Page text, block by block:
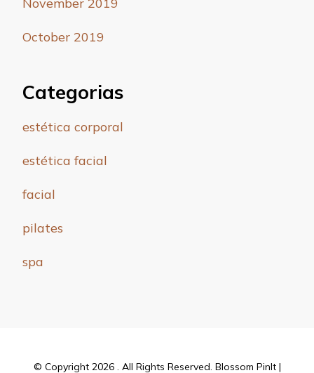
October 2019
Categorias
estética corporal
estética facial
facial
pilates
spa
© Copyright 2026 . All Rights Reserved. Blossom PinIt |